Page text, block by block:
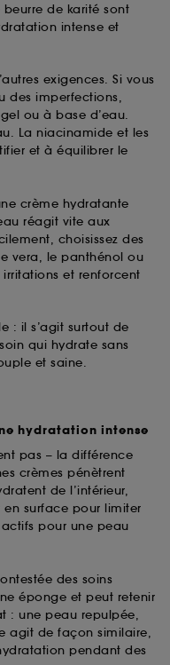
de karité sont
intense et
exigences. Si vous
des imperfections,
ou à base d’eau.
La niacinamide et les
et à équilibrer le
crème hydratante
réagit vite aux
choisissez des
vera, le panthénol ou
et renforcent
: il s’agit surtout de
qui hydrate sans
et saine.
hydratation intense
pas – la différence
crèmes pénètrent
de l’intérieur,
surface pour limiter
pour une peau
des soins
éponge et peut retenir
: une peau repulpée,
agit de façon similaire,
pendant des